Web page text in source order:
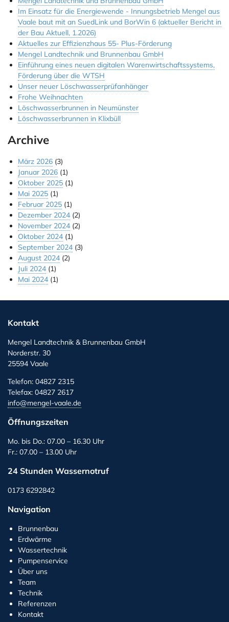
Instagram
Im Einsatz für die Energiewende - Innungsbetrieb Mengel aus
Vaale baut mit an SuedLink und BorWin 6 (aktueller Bericht in
der Bau Aktuell, 1.2026)
Aktuelles zur Effizienzhaus 55- Plus-Förderung
Mengel Landtechnik und Brunnenbau GmbH
Einführung eines neuen digitalen Warenwirtschaftssystems,
Förderung über die WTSH
Unser neuer Löschwasserprüfanhänger
Frohe Weihnachten
Löschwasserbrunnen in Neumünster
Löschwasserbrunnen in Klixbüll
Archive
März 2026 (3)
Januar 2026 (1)
Oktober 2025 (1)
Mai 2025 (1)
Februar 2025 (1)
Dezember 2024 (2)
November 2024 (2)
Oktober 2024 (1)
September 2024 (3)
August 2024 (2)
Juli 2024 (1)
Mai 2024 (1)
Kontakt
Mengel Landtechnik & Brunnenbau GmbH
Norderstr. 30
25594 Vaale
Telefon: 04827 2315
Telefax: 04827 2617
info@mengel-vaale.de
Öffnungszeiten
Mo. bis Do.: 07.00 – 16.30 Uhr
Fr.: 07.00 – 13.00 Uhr
24 Stunden Wassernotruf
0173 6292842
Navigation
Brunnenbau
Erdwärme
Wassertechnik
Pumpenservice
Über uns
Team
Technik
Referenzen
Kontakt